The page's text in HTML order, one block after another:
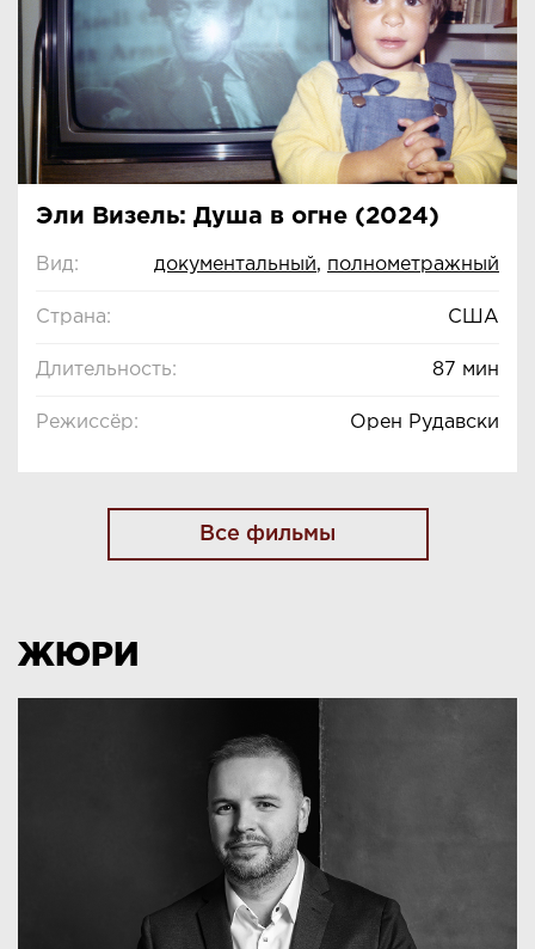
Эли Визель: Душа в огне (2024)
Вид: документальный, полнометражный
Страна: США
Длительность: 87 мин
Режиссёр: Орен Рудавски
Все фильмы
ЖЮРИ